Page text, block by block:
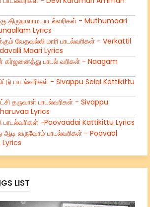
திருநாளாம பாடல்வரிகள் - Muthumaari
Lyrics
வேதவல்லி மாரி பாடல்வரிகள் - Verkattil
Maari Lyrics
கர்ஜனைத்து பாடல் வரிகள் - Naagam
பாடல்வரிகள் - Sivappu Selai Kattikittu
தருவாள் பாடல்வரிகள் - Sivappu
Lyrics
பாடல்வரிகள் -Poovaadai Kattikittu Lyrics
ஆடி வருவோம் பாடல்வரிகள் - Poovaal
LIST